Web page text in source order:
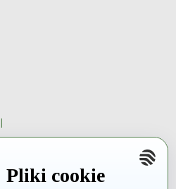
Pliki cookie